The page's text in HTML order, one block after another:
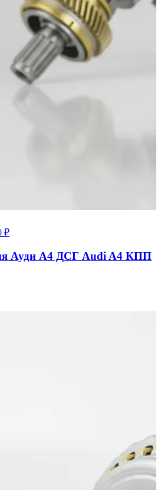
₽
Ауди А4 ДСГ Audi A4 КПП